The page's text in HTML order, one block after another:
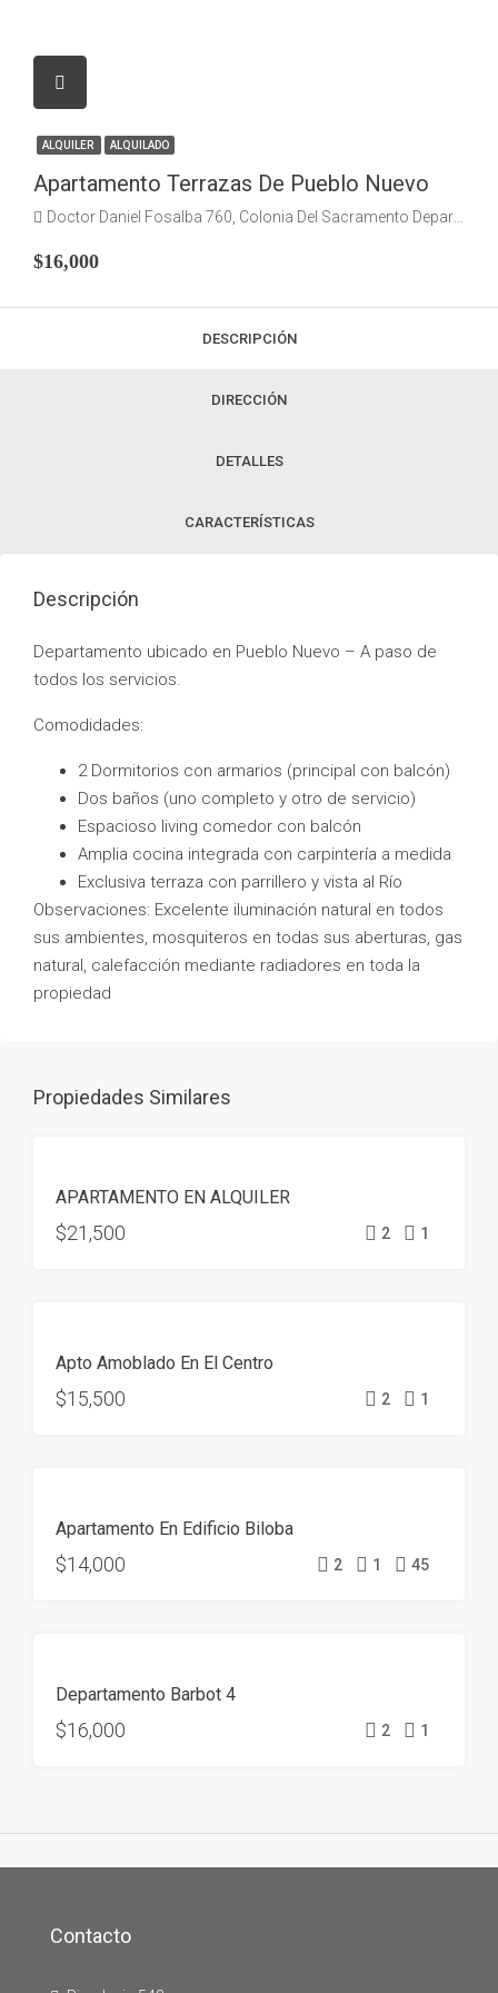
ALQUILER ALQUILADO
Apartamento Terrazas De Pueblo Nuevo
Doctor Daniel Fosalba 760, Colonia Del Sacramento Departamento de Colonia
$16,000
DESCRIPCIÓN
DIRECCIÓN
DETALLES
CARACTERÍSTICAS
Descripción
Departamento ubicado en Pueblo Nuevo – A paso de
todos los servicios.
Comodidades:
2 Dormitorios con armarios (principal con balcón)
Dos baños (uno completo y otro de servicio)
Espacioso living comedor con balcón
Amplia cocina integrada con carpintería a medida
Exclusiva terraza con parrillero y vista al Río
Observaciones: Excelente iluminación natural en todos
sus ambientes, mosquiteros en todas sus aberturas, gas
natural, calefacción mediante radiadores en toda la
propiedad
Propiedades Similares
DISPONIBLE
APARTAMENTO EN ALQUILER
$21,500 2 1
ALQUILADO
Apto Amoblado En El Centro
$15,500 2 1
ALQUILADO
Apartamento En Edificio Biloba
$14,000 2 1 45
ALQUILADO
Departamento Barbot 4
$16,000 2 1
Contacto